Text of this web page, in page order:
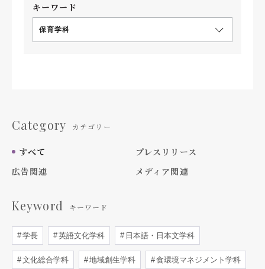
キーワード
保育学科
Category カテゴリー
すべて
プレスリリース
広告関連
メディア関連
Keyword キーワード
学長 英語文化学科 日本語・日本文学科
文化総合学科 地域創生学科 食環境マネジメント学科